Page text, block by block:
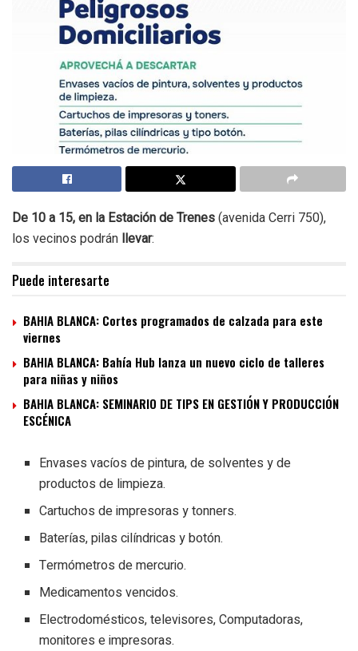
De 10 a 15, en la Estación de Trenes (avenida Cerri 750),
los vecinos podrán llevar:
Puede interesarte
BAHIA BLANCA: Cortes programados de calzada para este
viernes
BAHIA BLANCA: Bahía Hub lanza un nuevo ciclo de talleres
para niñas y niños
BAHIA BLANCA: SEMINARIO DE TIPS EN GESTIÓN Y PRODUCCIÓN
ESCÉNICA
Envases vacíos de pintura, de solventes y de
productos de limpieza.
Cartuchos de impresoras y tonners.
Baterías, pilas cilíndricas y botón.
Termómetros de mercurio.
Medicamentos vencidos.
Electrodomésticos, televisores, Computadoras,
monitores e impresoras.